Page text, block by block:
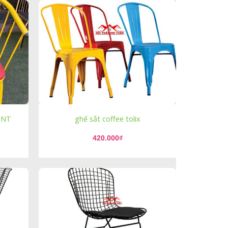
ghế sắt coffee tolix
420.000₫